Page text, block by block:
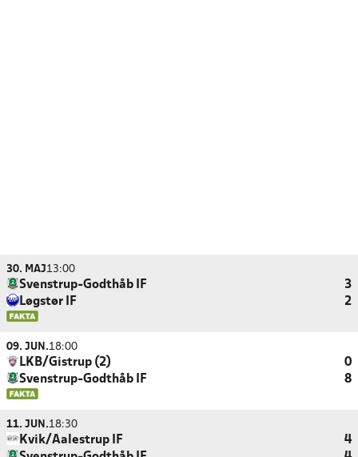
30. MAJ13:00
Svenstrup-Godthåb IF
3
Løgstør IF
2
09. JUN.18:00
LKB/Gistrup (2)
0
Svenstrup-Godthåb IF
8
11. JUN.18:30
Kvik/Aalestrup IF
4